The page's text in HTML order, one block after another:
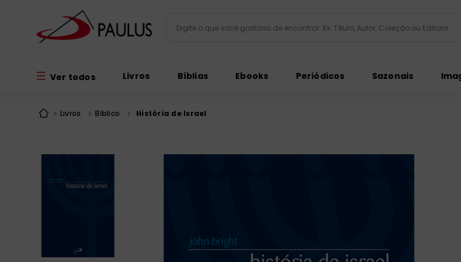
Ver todos Livros Bíblias Ebooks Periódicos Sazonais
Livros Bíblico História de Israel
9º catequese